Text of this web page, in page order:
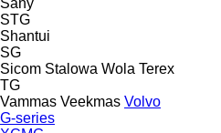
STG
Shantui
SG
Sicom Stalowa Wola Terex
TG
Vammas Veekmas Volvo
G-series